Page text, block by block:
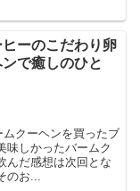
ーのこだわり卵
で癒しのひと
クーヘンを買ったブ
味しかったバームク
んだ感想は次回とな
お...